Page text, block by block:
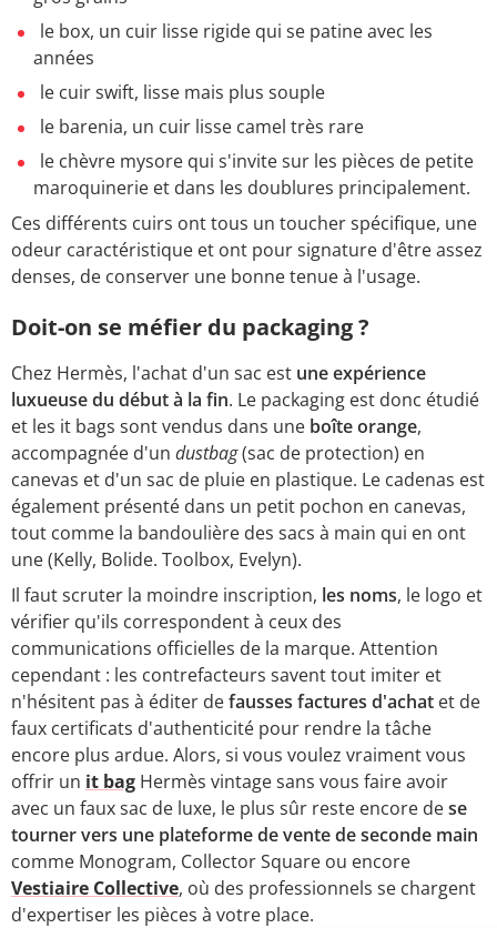
le box, un cuir lisse rigide qui se patine avec les
années
le cuir swift, lisse mais plus souple
le barenia, un cuir lisse camel très rare
le chèvre mysore qui s'invite sur les pièces de petite
maroquinerie et dans les doublures principalement.
Ces différents cuirs ont tous un toucher spécifique, une
odeur caractéristique et ont pour signature d'être assez
denses, de conserver une bonne tenue à l'usage.
Doit-on se méfier du packaging ?
Chez Hermès, l'achat d'un sac est une expérience
luxueuse du début à la fin. Le packaging est donc étudié
et les it bags sont vendus dans une boîte orange,
accompagnée d'un dustbag(sac de protection) en
canevas et d'un sac de pluie en plastique. Le cadenas est
également présenté dans un petit pochon en canevas,
tout comme la bandoulière des sacs à main qui en ont
une (Kelly, Bolide. Toolbox, Evelyn).
Il faut scruter la moindre inscription, les noms, le logo et
vérifier qu'ils correspondent à ceux des
communications officielles de la marque. Attention
cependant : les contrefacteurs savent tout imiter et
n'hésitent pas à éditer defausses factures d'achat et de
faux certificats d'authenticité pour rendre la tâche
encore plus ardue. Alors, si vous voulez vraiment vous
offrir un it bag Hermès vintage sans vous faire avoir
avec un faux sac de luxe, le plus sûr reste encore dese
tourner vers une plateforme de vente de seconde main
comme Monogram, Collector Square ou encore
Vestiaire Collective, où des professionnels se chargent
d'expertiser les pièces à votre place.